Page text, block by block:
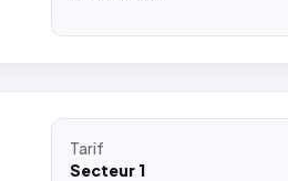
Tarif
Secteur 1